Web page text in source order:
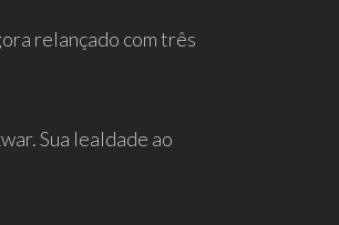
relançado com três
Sua lealdade ao